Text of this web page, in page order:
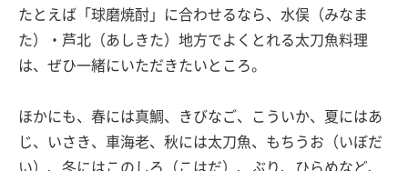
たとえば「球磨焼酎」に合わせるなら、水俣（みなま
た）・芦北（あしきた）地方でよくとれる太刀魚料理
は、ぜひ一緒にいただきたいところ。
ほかにも、春には真鯛、きびなご、こういか、夏にはあ
じ、いさき、車海老、秋には太刀魚、もちうお（いぼだ
い）、冬にはこのしろ（こはだ）、ぶり、ひらめなど、